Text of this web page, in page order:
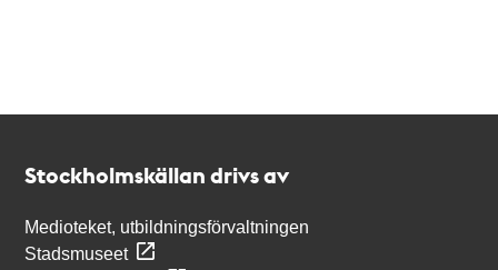
Stockholmskällan drivs av
Medioteket, utbildningsförvaltningen
Stadsmuseet